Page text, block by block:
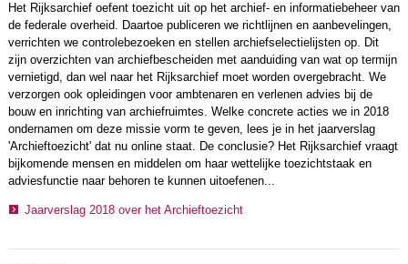
Het Rijksarchief oefent toezicht uit op het archief- en informatiebeheer van
de federale overheid. Daartoe publiceren we richtlijnen en aanbevelingen,
verrichten we controlebezoeken en stellen archiefselectielijsten op. Dit
zijn overzichten van archiefbescheiden met aanduiding van wat op termijn
vernietigd, dan wel naar het Rijksarchief moet worden overgebracht. We
verzorgen ook opleidingen voor ambtenaren en verlenen advies bij de
bouw en inrichting van archiefruimtes. Welke concrete acties we in 2018
ondernamen om deze missie vorm te geven, lees je in het jaarverslag
'Archieftoezicht' dat nu online staat. De conclusie? Het Rijksarchief vraagt
bijkomende mensen en middelen om haar wettelijke toezichtstaak en
adviesfunctie naar behoren te kunnen uitoefenen...
Jaarverslag 2018 over het Archieftoezicht